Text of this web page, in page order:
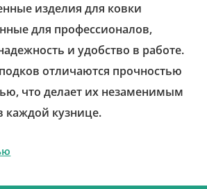
изделия для ковки
для профессионалов,
и удобство в работе.
отличаются прочностью
что делает их незаменимым
каждой кузнице.